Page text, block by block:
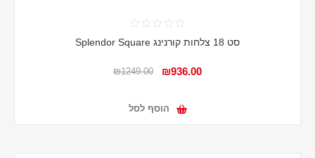
סט 18 צלחות קורנינג Splendor Square
₪936.00
₪1249.00
הוסף לסל